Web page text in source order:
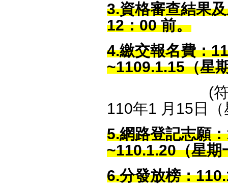
3.資格審查結果
12：00 前。
4.繳交報名費：
~1109.1.15（星
(符合資格
110年1 月15日
5.網路登記志願
~110.1.20（星期
6.分發放榜：